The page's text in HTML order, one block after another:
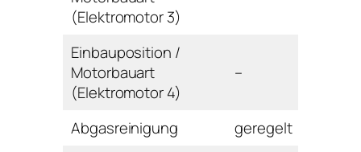
(Elektromotor 3)
Einbauposition /
Motorbauart
(Elektromotor 4)
–
Abgasreinigung
geregelt